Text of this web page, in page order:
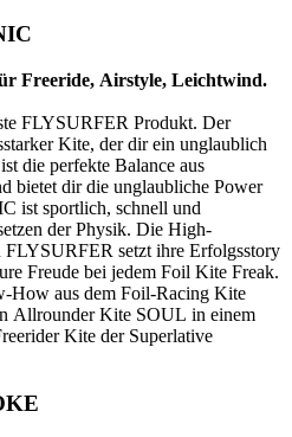
Freeride, Airstyle, Leichtwind.
FLYSURFER Produkt. Der
Kite, der dir ein unglaublich
die perfekte Balance aus
bietet dir die unglaubliche Power
ist sportlich, schnell und
der Physik. Die High-
setzt ihre Erfolgsstory
Freude bei jedem Foil Kite Freak.
How aus dem Foil-Racing Kite
Allrounder Kite SOUL in einem
Kite der Superlative